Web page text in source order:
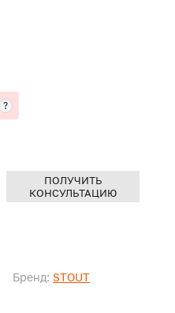
Бренд: STOUT
?
ПОЛУЧИТЬ
КОНСУЛЬТАЦИЮ